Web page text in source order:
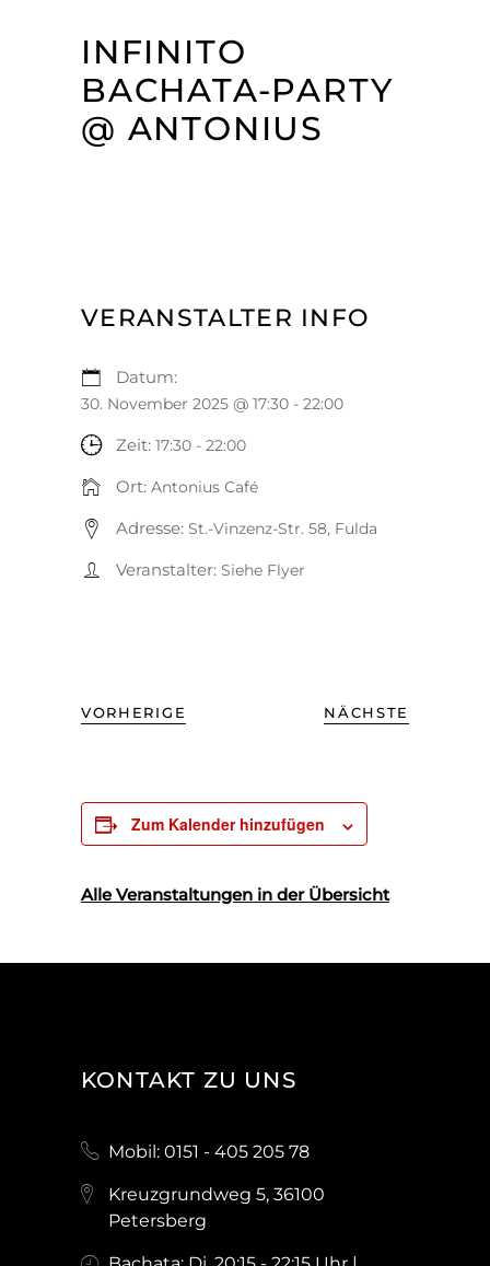
INFINITO
BACHATA-PARTY
@ ANTONIUS
VERANSTALTER INFO
Datum:
30. November 2025 @ 17:30 - 22:00
Zeit: 17:30 - 22:00
Ort: Antonius Café
Adresse: St.-Vinzenz-Str. 58, Fulda
Veranstalter: Siehe Flyer
VORHERIGE NÄCHSTE
Zum Kalender hinzufügen
Alle Veranstaltungen in der Übersicht
KONTAKT ZU UNS
Mobil: 0151 - 405 205 78
Kreuzgrundweg 5, 36100
Petersberg